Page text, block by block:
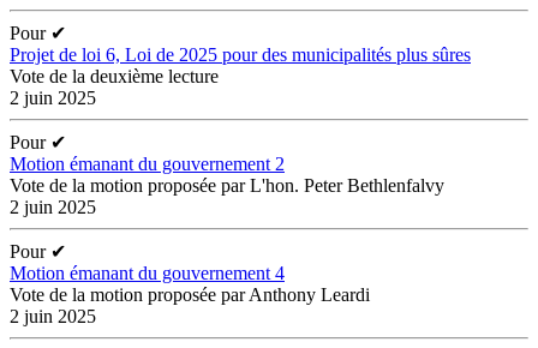
Pour ✔
Projet de loi 6, Loi de 2025 pour des municipalités plus sûres
Vote de la deuxième lecture
2 juin 2025
Pour ✔
Motion émanant du gouvernement 2
Vote de la motion proposée par L'hon. Peter Bethlenfalvy
2 juin 2025
Pour ✔
Motion émanant du gouvernement 4
Vote de la motion proposée par Anthony Leardi
2 juin 2025